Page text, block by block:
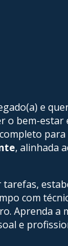
e
o bem-estar
para
, alinhada
com
Aprenda a
e